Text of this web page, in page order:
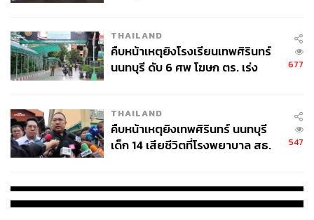
THAILAND
คืบหน้าเหตุยิงโรงเรียนเทพศิรินทร์
นนทบุรี ดับ 6 ศพ โฆษก ตร. เร่ง
677
THAILAND
คืบหน้าเหตุยิงเทพศิรินทร์ นนทบุรี
เด็ก 14 เสียชีวิตที่โรงพยาบาล สธ.
547